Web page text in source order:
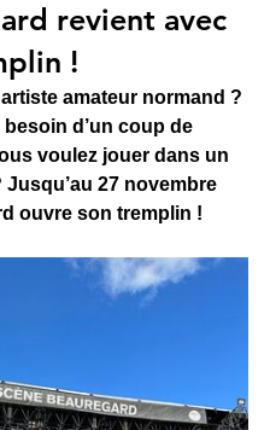
revient avec
!
amateur normand ?
besoin d’un coup de
voulez jouer dans un
27 novembre
ouvre son tremplin !